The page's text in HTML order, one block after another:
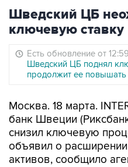
Шведский ЦБ
ключевую ставку
Есть обновление от 12:59
Шведский ЦБ поднял
продолжит ее повышать
Москва. 18 марта.
банк Швеции
снизил ключевую
объявил о
активов, сообщило